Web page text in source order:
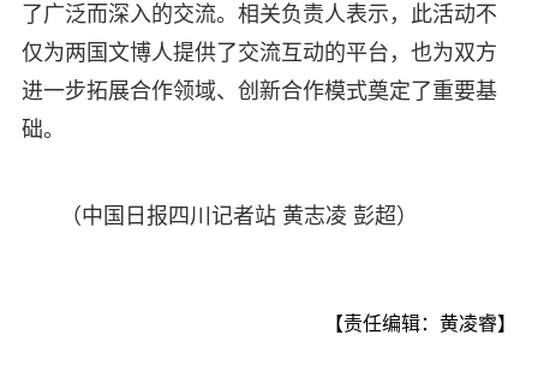
了广泛而深入的交流。相关负责人表示，此活动不
仅为两国文博人提供了交流互动的平台，也为双方
进一步拓展合作领域、创新合作模式奠定了重要基
础。
（中国日报四川记者站 黄志凌 彭超）
【责任编辑：黄凌睿】